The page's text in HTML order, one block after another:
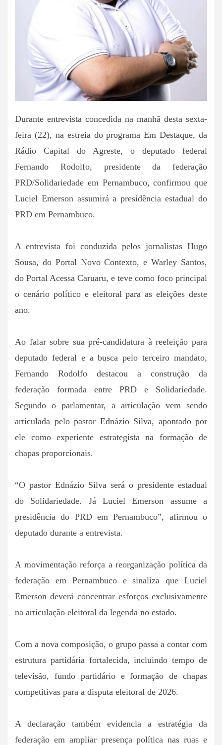
Durante entrevista concedida na manhã desta sexta-
feira (22), na estreia do programa Em Destaque, da
Rádio Capital do Agreste, o deputado federal
Fernando Rodolfo, presidente da federação
PRD/Solidariedade em Pernambuco, confirmou que
Luciel Emerson assumirá a presidência estadual do
PRD em Pernambuco.
A entrevista foi conduzida pelos jornalistas Hugo
Sousa, do Portal Novo Contexto, e Warley Santos,
do Portal Acessa Caruaru, e teve como foco principal
o cenário político e eleitoral para as eleições deste
ano.
Ao falar sobre sua pré-candidatura à reeleição para
deputado federal e a busca pelo terceiro mandato,
Fernando Rodolfo destacou a construção da
federação formada entre PRD e Solidariedade.
Segundo o parlamentar, a articulação vem sendo
articulada pelo pastor Ednázio Silva, apontado por
ele como experiente estrategista na formação de
chapas proporcionais.
“O pastor Ednázio Silva será o presidente estadual
do Solidariedade. Já Luciel Emerson assume a
presidência do PRD em Pernambuco”, afirmou o
deputado durante a entrevista.
A movimentação reforça a reorganização política da
federação em Pernambuco e sinaliza que Luciel
Emerson deverá concentrar esforços exclusivamente
na articulação eleitoral da legenda no estado.
Com a nova composição, o grupo passa a contar com
estrutura partidária fortalecida, incluindo tempo de
televisão, fundo partidário e formação de chapas
competitivas para a disputa eleitoral de 2026.
A declaração também evidencia a estratégia da
federação em ampliar presença política nas ruas e